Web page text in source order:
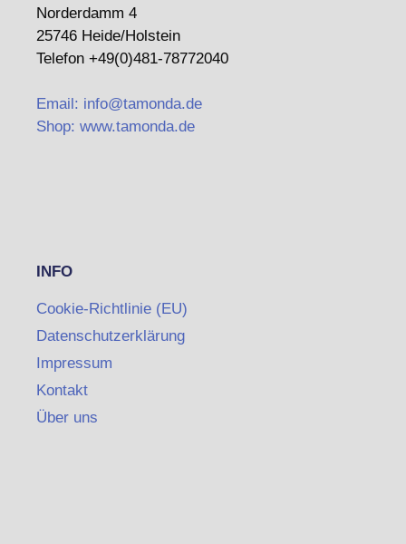
Norderdamm 4
25746 Heide/Holstein
Telefon +49(0)481-78772040
Email: info@tamonda.de
Shop: www.tamonda.de
INFO
Cookie-Richtlinie (EU)
Datenschutzerklärung
Impressum
Kontakt
Über uns